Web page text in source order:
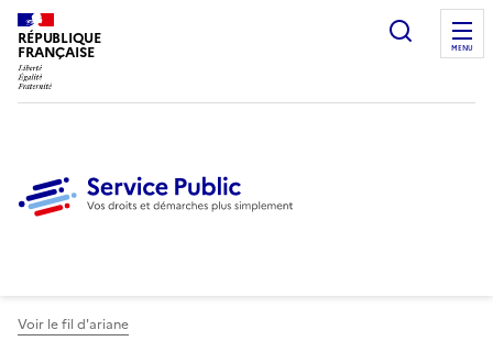
RÉPUBLIQUE
FRANÇAISE
Ouvrir
MENU
Voir le fil d'ariane